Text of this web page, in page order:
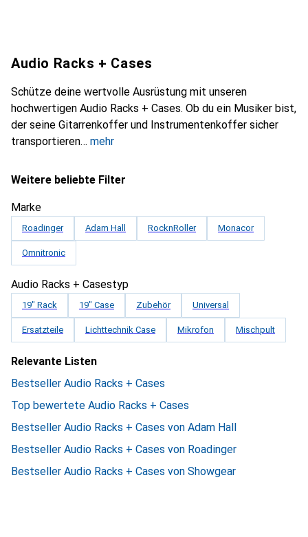
Audio Racks + Cases
Schütze deine wertvolle Ausrüstung mit unseren
hochwertigen Audio Racks + Cases. Ob du ein Musiker bist,
der seine Gitarrenkoffer und Instrumentenkoffer sicher
transportieren
mehr
Weitere beliebte Filter
Marke
Roadinger Adam Hall RocknRoller Monacor
Omnitronic
Audio Racks + Casestyp
19" Rack 19" Case Zubehör Universal
Ersatzteile Lichttechnik Case Mikrofon Mischpult
Relevante Listen
Bestseller Audio Racks + Cases
Top bewertete Audio Racks + Cases
Bestseller Audio Racks + Cases von Adam Hall
Bestseller Audio Racks + Cases von Roadinger
Bestseller Audio Racks + Cases von Showgear